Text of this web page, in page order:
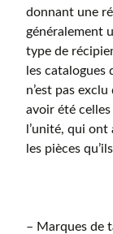
donnant une
généralement
type de
les catalogues
n’est pas
avoir été celles
l’unité, qui
les pièces
– Marques de